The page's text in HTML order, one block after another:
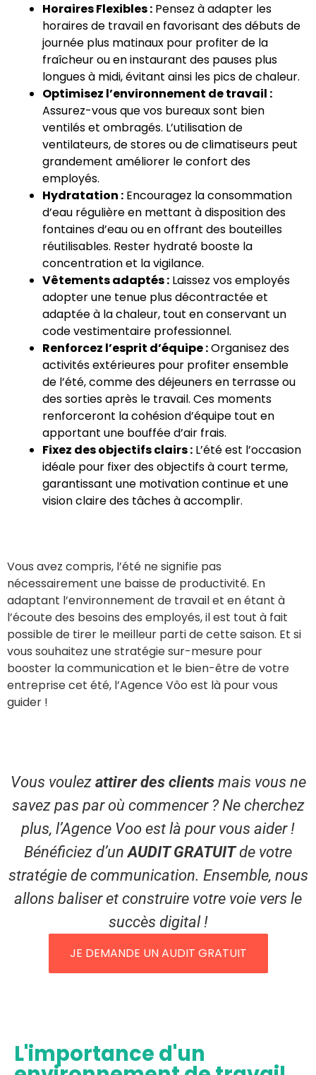
Horaires Flexibles : Pensez à adapter les
horaires de travail en favorisant des débuts de
journée plus matinaux pour profiter de la
fraîcheur ou en instaurant des pauses plus
longues à midi, évitant ainsi les pics de chaleur.
Optimisez l’environnement de travail :
Assurez-vous que vos bureaux sont bien
ventilés et ombragés. L’utilisation de
ventilateurs, de stores ou de climatiseurs peut
grandement améliorer le confort des
employés.
Hydratation : Encouragez la consommation
d’eau régulière en mettant à disposition des
fontaines d’eau ou en offrant des bouteilles
réutilisables. Rester hydraté booste la
concentration et la vigilance.
Vêtements adaptés : Laissez vos employés
adopter une tenue plus décontractée et
adaptée à la chaleur, tout en conservant un
code vestimentaire professionnel.
Renforcez l’esprit d’équipe :Organisez des
activités extérieures pour profiter ensemble
de l’été, comme des déjeuners en terrasse ou
des sorties après le travail. Ces moments
renforceront la cohésion d’équipe tout en
apportant une bouffée d’air frais.
Fixez des objectifs clairs : L’été est l’occasion
idéale pour fixer des objectifs à court terme,
garantissant une motivation continue et une
vision claire des tâches à accomplir.
Vous avez compris, l’été ne signifie pas
nécessairement une baisse de productivité. En
adaptant l’environnement de travail et en étant à
l’écoute des besoins des employés, il est tout à fait
possible de tirer le meilleur parti de cette saison. Et si
vous souhaitez une stratégie sur-mesure pour
booster la communication et le bien-être de votre
entreprise cet été, l’Agence Vôo est là pour vous
guider !
Vous voulez attirer des clientsmais vous ne
savez pas par où commencer ? Ne cherchez
plus, l’Agence Voo est là pour vous aider !
Bénéficiez d’unAUDIT GRATUITde votre
stratégie de communication. Ensemble, nous
allons baliser et construire votre voie vers le
succès digital !
JE DEMANDE UN AUDIT GRATUIT
L'importance d'un